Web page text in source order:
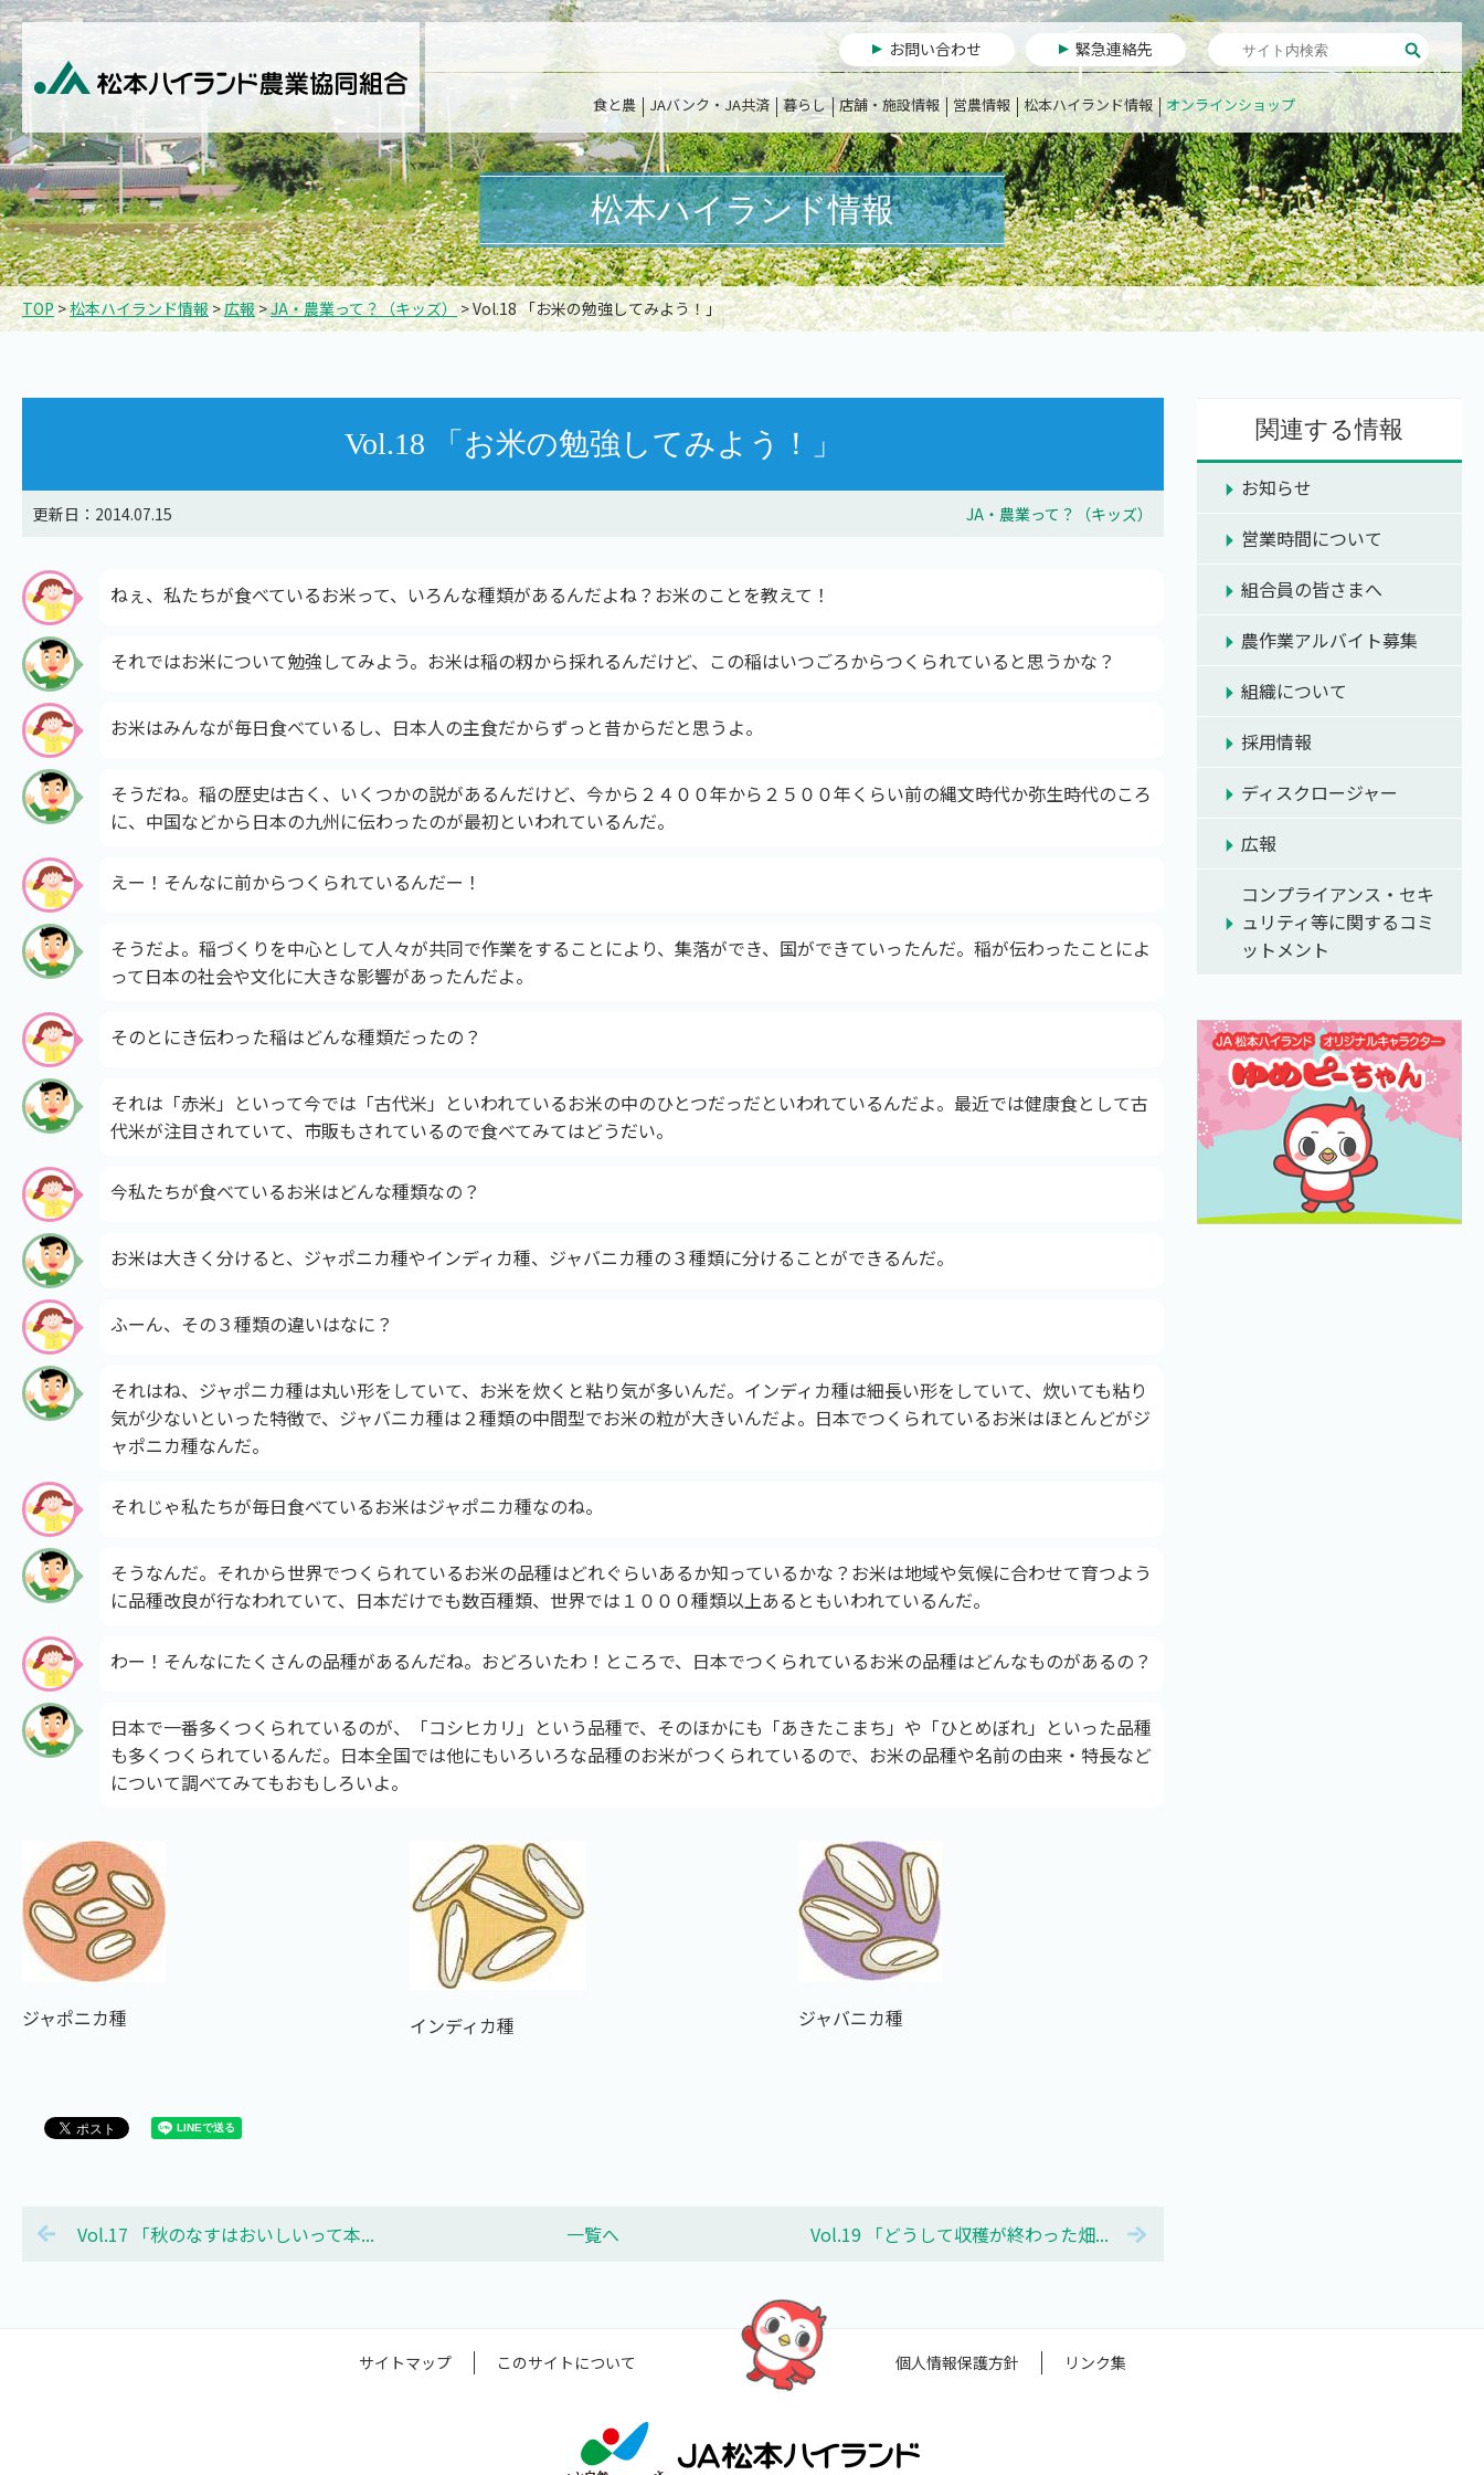
お問い合わせ 緊急連絡先
食と農 JAバンク・JA共済 暮らし 店舗・施設情報 営農情報 松本ハイランド情報 オンラインショップ
松本ハイランド情報
TOP>松本ハイランド情報>広報>JA・農業って？（キッズ）> Vol.18 「お米の勉強してみよう！」
Vol.18 「お米の勉強してみよう！」
更新日：2014.07.15 JA・農業って？（キッズ）
ねぇ、私たちが食べているお米って、いろんな種類があるんだよね？お米のことを教えて！
それではお米について勉強してみよう。お米は稲の籾から採れるんだけど、この稲はいつごろからつくられていると思うかな？
お米はみんなが毎日食べているし、日本人の主食だからずっと昔からだと思うよ。
そうだね。稲の歴史は古く、いくつかの説があるんだけど、今から２４００年から２５００年くらい前の縄文時代か弥生時代のころ
に、中国などから日本の九州に伝わったのが最初といわれているんだ。
えー！そんなに前からつくられているんだー！
そうだよ。稲づくりを中心として人々が共同で作業をすることにより、集落ができ、国ができていったんだ。稲が伝わったことによ
って日本の社会や文化に大きな影響があったんだよ。
そのとにき伝わった稲はどんな種類だったの？
それは「赤米」といって今では「古代米」といわれているお米の中のひとつだっだといわれているんだよ。最近では健康食として古
代米が注目されていて、市販もされているので食べてみてはどうだい。
今私たちが食べているお米はどんな種類なの？
お米は大きく分けると、ジャポニカ種やインディカ種、ジャバニカ種の３種類に分けることができるんだ。
ふーん、その３種類の違いはなに？
それはね、ジャポニカ種は丸い形をしていて、お米を炊くと粘り気が多いんだ。インディカ種は細長い形をしていて、炊いても粘り
気が少ないといった特徴で、ジャバニカ種は２種類の中間型でお米の粒が大きいんだよ。日本でつくられているお米はほとんどがジ
ャポニカ種なんだ。
それじゃ私たちが毎日食べているお米はジャポニカ種なのね。
そうなんだ。それから世界でつくられているお米の品種はどれぐらいあるか知っているかな？お米は地域や気候に合わせて育つよう
に品種改良が行なわれていて、日本だけでも数百種類、世界では１０００種類以上あるともいわれているんだ。
わー！そんなにたくさんの品種があるんだね。おどろいたわ！ところで、日本でつくられているお米の品種はどんなものがあるの？
日本で一番多くつくられているのが、「コシヒカリ」という品種で、そのほかにも「あきたこまち」や「ひとめぼれ」といった品種
も多くつくられているんだ。日本全国では他にもいろいろな品種のお米がつくられているので、お米の品種や名前の由来・特長など
について調べてみてもおもしろいよ。
ジャポニカ種 インディカ種 ジャバニカ種
Vol.17 「秋のなすはおいしいって本... 一覧へ Vol.19 「どうして収穫が終わった畑...
関連する情報
お知らせ
営業時間について
組合員の皆さまへ
農作業アルバイト募集
組織について
採用情報
ディスクロージャー
広報
コンプライアンス・セキ
ュリティ等に関するコミ
ットメント
サイトマップ このサイトについて 個人情報保護方針 リンク集